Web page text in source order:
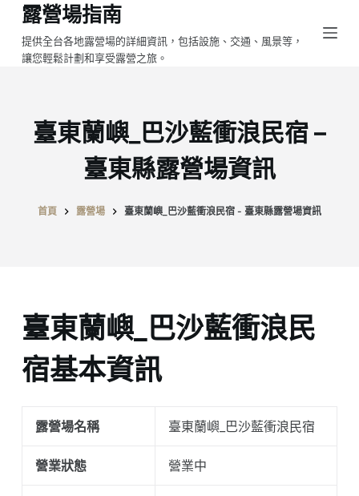
跳
至
主
露營場指南
提供全台各地露營場的詳細資訊，包括設施、交通、風景等，
讓您輕鬆計劃和享受露營之旅。
臺東蘭嶼_巴沙藍衝浪民宿 –
臺東縣露營場資訊
首頁 露營場 臺東蘭嶼_巴沙藍衝浪民宿 - 臺東縣露營場資訊
臺東蘭嶼_巴沙藍衝浪民
宿基本資訊
露營場名稱 臺東蘭嶼_巴沙藍衝浪民宿
營業狀態 營業中